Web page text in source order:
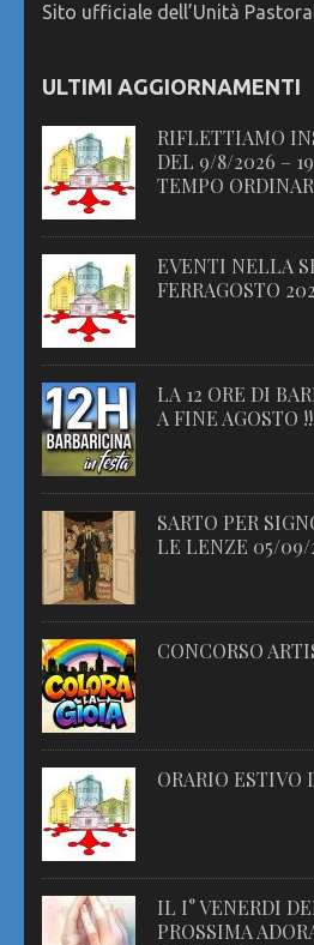
Sito ufficiale dell’Unità
ULTIMI AGGIORNAMENTI
RIFLETTIAMO
DEL 9/8/2026 –
TEMPO
EVENTI NELLA
FERRAGOSTO
LA 12 ORE DI
A FINE AGOSTO
SARTO PER
LE LENZE 05/09/
CONCORSO
ORARIO ESTIVO
IL I° VENERDI
PROSSIMA